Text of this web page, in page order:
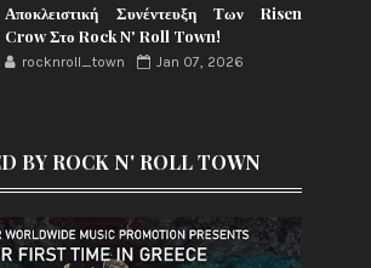
Αποκλειστική Συνέντευξη Των Risen
Crow Στο Rock N' Roll Town!
rocknroll_town Jan 07, 2026
BY ROCK N' ROLL TOWN